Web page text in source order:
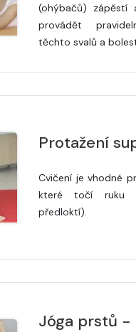
(ohýbačů) zápěstí
provádět
těchto svalů a
Protažení
Cvičení je vhodné
které točí ruku
předloktí).
Jóga prstů -